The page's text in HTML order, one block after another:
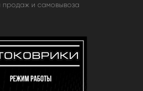
продаж и самовывоза